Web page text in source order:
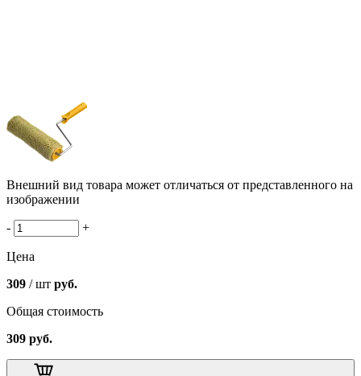
Внешний вид товара может отличаться от представленного на
изображении
- +
Цена
309 / шт руб.
Общая стоимость
309 руб.